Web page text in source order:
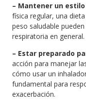
– Mantener un
física regular, una
peso saludable
respiratoria en general.
– Estar preparado
acción para manejar
cómo usar un
fundamental para
exacerbación.